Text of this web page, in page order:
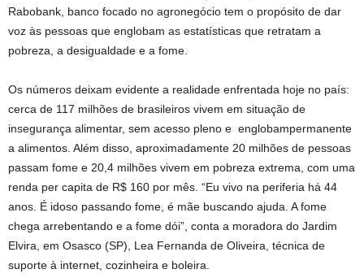
Rabobank, banco focado no agronegócio tem o propósito de dar
voz às pessoas que englobam as estatísticas que retratam a
pobreza, a desigualdade e a fome.
Os números deixam evidente a realidade enfrentada hoje no país:
cerca de 117 milhões de brasileiros vivem em situação de
insegurança alimentar, sem acesso pleno e englobampermanente
a alimentos. Além disso, aproximadamente 20 milhões de pessoas
passam fome e 20,4 milhões vivem em pobreza extrema, com uma
renda per capita de R$ 160 por mês. “Eu vivo na periferia há 44
anos. É idoso passando fome, é mãe buscando ajuda. A fome
chega arrebentando e a fome dói”, conta a moradora do Jardim
Elvira, em Osasco (SP), Lea Fernanda de Oliveira, técnica de
suporte à internet, cozinheira e boleira.